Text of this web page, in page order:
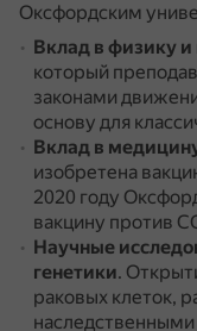
Оксфордским
Вклад в физику
который
законами
основу для
Вклад в
изобретена
2020 году
вакцину против
Научные
генетики.
раковых клеток,